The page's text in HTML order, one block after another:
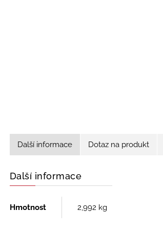
Další informace Dotaz na produkt
Další informace
Hmotnost 2,992 kg